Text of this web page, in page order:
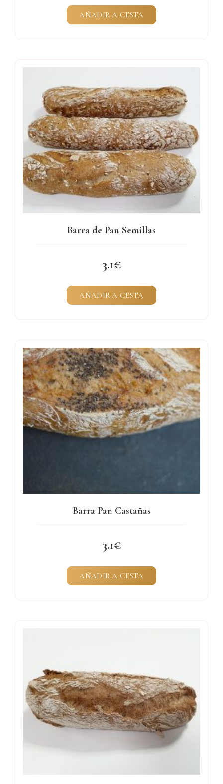
AÑADIR A CESTA
Barra de Pan Semillas
3.1
AÑADIR A CESTA
Barra Pan Castañas
3.1
AÑADIR A CESTA